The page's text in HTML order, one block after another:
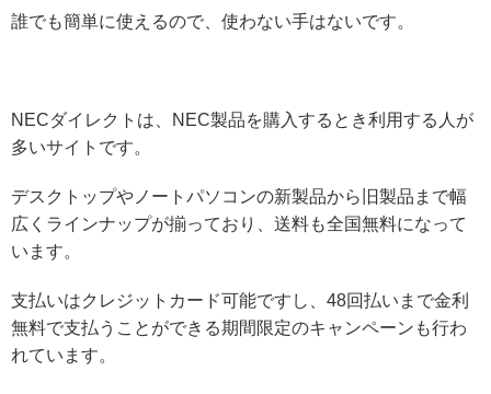
誰でも簡単に使えるので、使わない手はないです。
NECダイレクトは、NEC製品を購入するとき利用する人が
多いサイトです。
デスクトップやノートパソコンの新製品から旧製品まで幅
広くラインナップが揃っており、送料も全国無料になって
います。
支払いはクレジットカード可能ですし、48回払いまで金利
無料で支払うことができる期間限定のキャンペーンも行わ
れています。